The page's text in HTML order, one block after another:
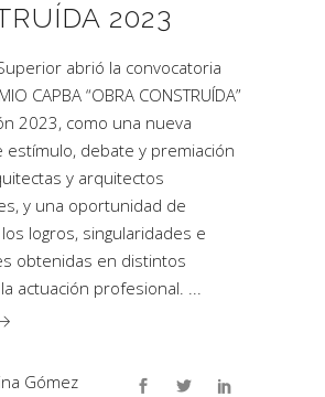
2023
abrió la convocatoria
CAPBA “OBRA CONSTRUÍDA”
2023, como una nueva
estímulo, debate y premiación
y arquitectos
y una oportunidad de
logros, singularidades e
obtenidas en distintos
actuación profesional.
Gómez